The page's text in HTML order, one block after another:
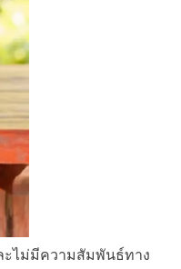
ะไม่มีความสัมพันธ์ทาง